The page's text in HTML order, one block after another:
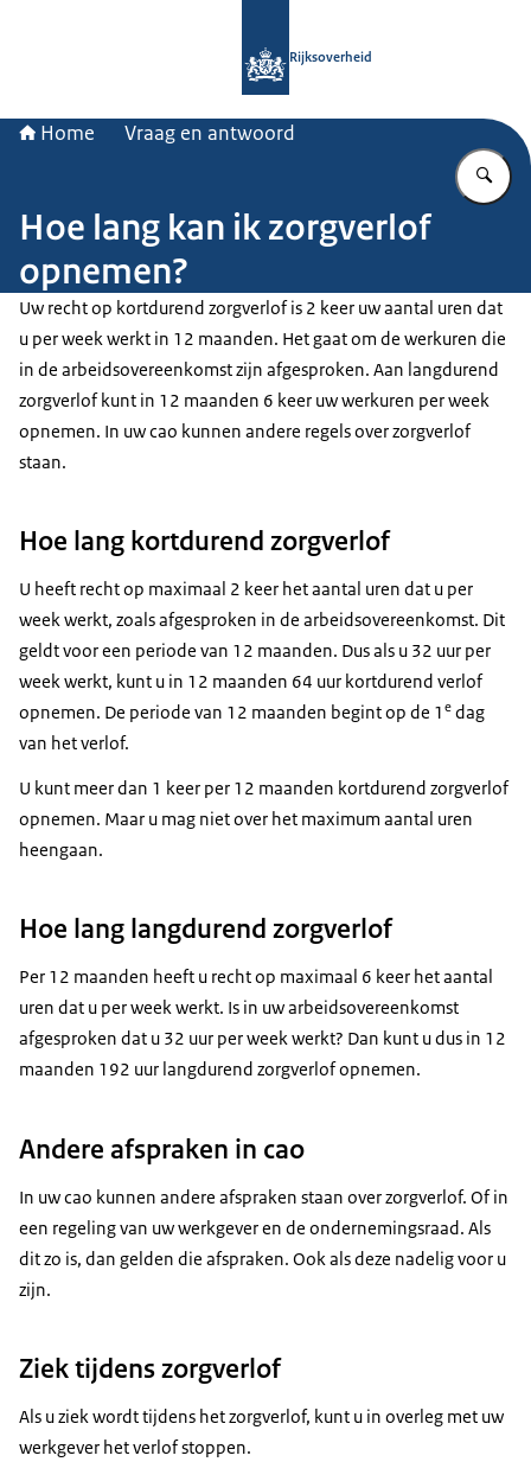
Rijksoverheid
Home Vraag en antwoord
Hoe lang kan ik zorgverlof
opnemen?
Uw recht op kortdurend zorgverlof is 2 keer uw aantal uren dat
u per week werkt in 12 maanden. Het gaat om de werkuren die
in de arbeidsovereenkomst zijn afgesproken. Aan langdurend
zorgverlof kunt in 12 maanden 6 keer uw werkuren per week
opnemen. In uw cao kunnen andere regels over zorgverlof
staan.
Hoe lang kortdurend zorgverlof
U heeft recht op maximaal 2 keer het aantal uren dat u per
week werkt, zoals afgesproken in de arbeidsovereenkomst. Dit
geldt voor een periode van 12 maanden. Dus als u 32 uur per
week werkt, kunt u in 12 maanden 64 uur kortdurend verlof
opnemen. De periode van 12 maanden begint op de 1 e dag
van het verlof.
U kunt meer dan 1 keer per 12 maanden kortdurend zorgverlof
opnemen. Maar u mag niet over het maximum aantal uren
heengaan.
Hoe lang langdurend zorgverlof
Per 12 maanden heeft u recht op maximaal 6 keer het aantal
uren dat u per week werkt. Is in uw arbeidsovereenkomst
afgesproken dat u 32 uur per week werkt? Dan kunt u dus in 12
maanden 192 uur langdurend zorgverlof opnemen.
Andere afspraken in cao
In uw cao kunnen andere afspraken staan over zorgverlof. Of in
een regeling van uw werkgever en de ondernemingsraad. Als
dit zo is, dan gelden die afspraken. Ook als deze nadelig voor u
zijn.
Ziek tijdens zorgverlof
Als u ziek wordt tijdens het zorgverlof, kunt u in overleg met uw
werkgever het verlof stoppen.